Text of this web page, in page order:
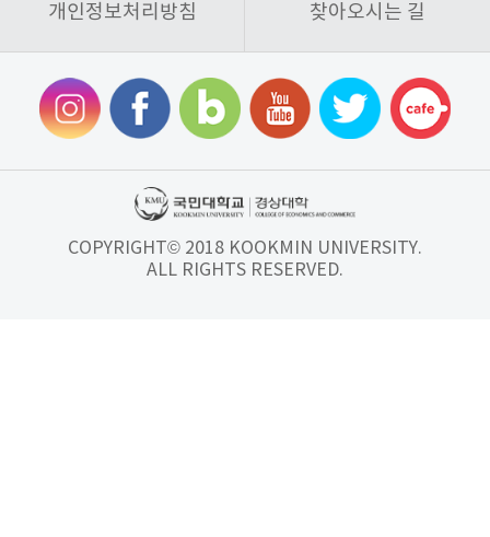
개인정보처리방침 찾아오시는 길
COPYRIGHT© 2018 KOOKMIN UNIVERSITY.
ALL RIGHTS RESERVED.